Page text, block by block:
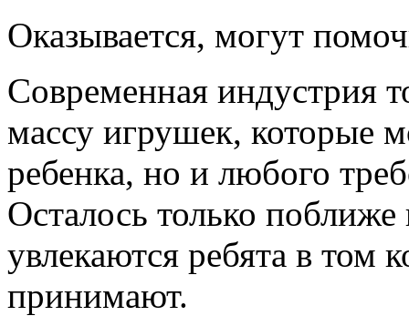
Оказывается, могут
Современная индустрия
массу игрушек, которые
ребенка, но и любого
Осталось только
увлекаются ребята в том
принимают.